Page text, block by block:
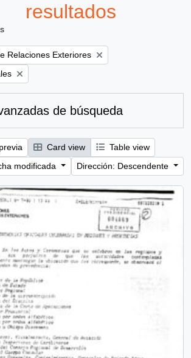
resultados
Relaciones Exteriores
de búsqueda
Card view
Table view
modificada
Dirección: Descendente